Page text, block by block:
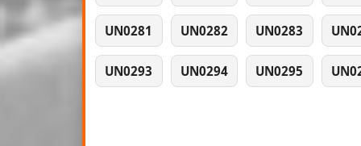
UN0281 UN0282 UN0283
UN0293 UN0294 UN0295